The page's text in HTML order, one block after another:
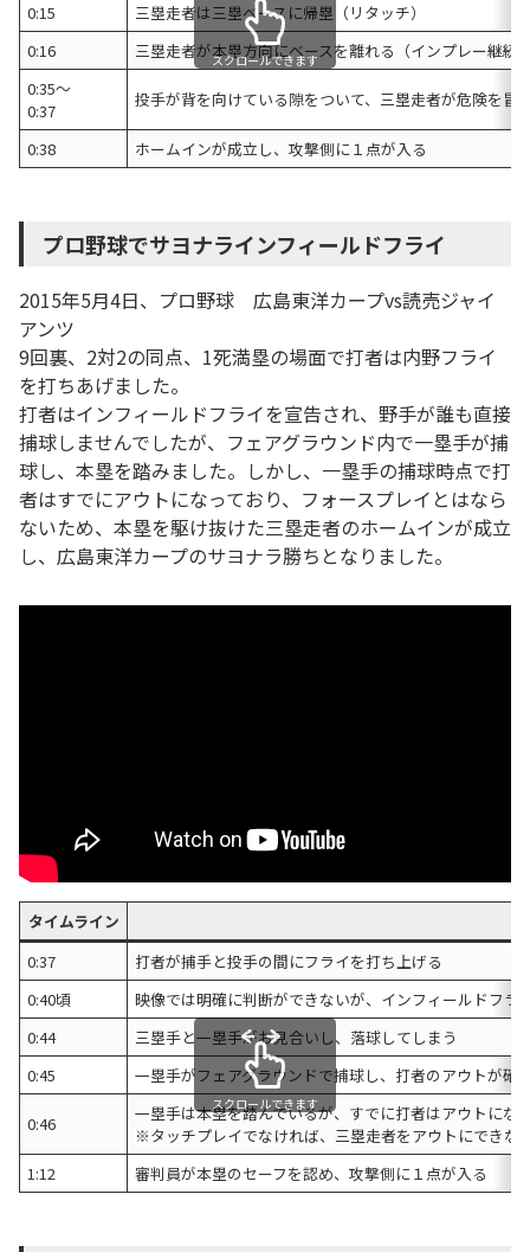
0:15
三塁走者は三塁ベースに帰塁（リタッチ）
0:16
三塁走者が本塁方向にベースを離れる（インプレー継
0:35～
0:37
投手が背を向けている隙をついて、三塁走者が危険を冒
0:38 ホームインが成立し、攻撃側に１点が入る
スクロールできます
プロ野球でサヨナラインフィールドフライ
2015年5月4日、プロ野球 広島東洋カープvs読売ジャイ
アンツ
9回裏、2対2の同点、1死満塁の場面で打者は内野フライ
を打ちあげました。
打者はインフィールドフライを宣告され、野手が誰も直接
捕球しませんでしたが、フェアグラウンド内で一塁手が捕
球し、本塁を踏みました。しかし、一塁手の捕球時点で打
者はすでにアウトになっており、フォースプレイとはなら
ないため、本塁を駆け抜けた三塁走者のホームインが成立
し、広島東洋カープのサヨナラ勝ちとなりました。
タイムライン
0:37
打者が捕手と投手の間にフライを打ち上げる
0:40頃
映像では明確に判断ができないが、インフィールドフラ
0:44
三塁手と一塁手がお見合いし、落球してしまう
0:45
一塁手がフェアグラウンドで捕球し、打者のアウトが確
0:46
一塁手は本塁を踏んでいるが、すでに打者はアウトに
※タッチプレイでなければ、三塁走者をアウトにできな
1:12
審判員が本塁のセーフを認め、攻撃側に１点が入る
スクロールできます